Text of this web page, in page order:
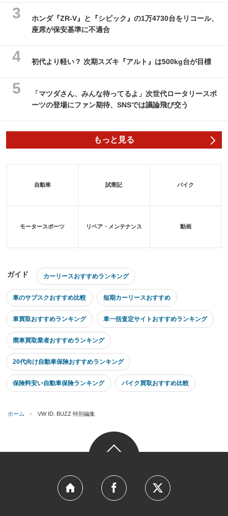
ホンダ『ZR-V』と『シビック』の1万4730台をリコール、
座席が保安基準に不適合
初代より軽い？ 次期スズキ『アルト』は500kg台が目標
「マツダさん、みんな待ってるよ」次世代ロータリースポ
ーツの登場にファン期待、SNSでは議論飛び交う
もっと見る
自動車 試乗記 バイク
モータースポーツ リペア・メンテナンス 動画
ガイド カーリースおすすめランキング
車のサブスクおすすめ比較 短期カーリースおすすめ
車買取おすすめランキング 車一括査定サイトおすすめランキング
廃車買取業者おすすめランキング
20代向け自動車保険おすすめランキング
保険料安い自動車保険ランキング バイク買取おすすめ比較
ホーム › VW ID. BUZZ 特別編集